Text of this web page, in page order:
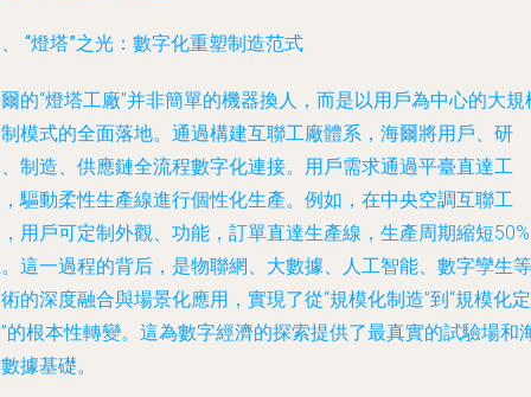
“燈塔”之光：數字化重塑制造范式
的“燈塔工廠”并非簡單的機器換人，而是以用戶為中心的大規
模式的全面落地。通過構建互聯工廠體系，海爾將用戶、研
制造、供應鏈全流程數字化連接。用戶需求通過平臺直達工
驅動柔性生產線進行個性化生產。例如，在中央空調互聯工
用戶可定制外觀、功能，訂單直達生產線，生產周期縮短
這一過程的背后，是物聯網、大數據、人工智能、數字孿生等
的深度融合與場景化應用，實現了從“規模化制造”到“規模化定
的根本性轉變。這為數字經濟的探索提供了最真實的試驗場和
據基礎。